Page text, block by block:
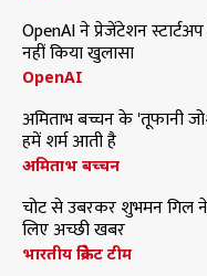
OpenAI ने प्रेजेंटेशन
नहीं किया खुलासा
OpenAI
अमिताभ बच्चन के 'तूफानी
हमें शर्म आती है
अमिताभ बच्चन
चोट से उबरकर शुभमन गिल
लिए अच्छी खबर
भारतीय क्रिकेट टीम